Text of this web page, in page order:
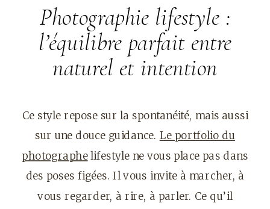
Photographie lifestyle :
l’équilibre parfait entre
naturel et intention
Ce style repose sur la spontanéité, mais aussi
sur une douce guidance. Le portfolio du
photographelifestyle ne vous place pas dans
des poses figées. Il vous invite à marcher, à
vous regarder, à rire, à parler. Ce qu’il